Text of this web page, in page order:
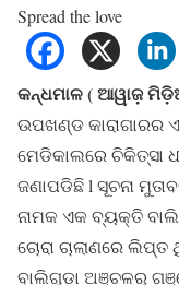
Spread the love
କନ୍ଧମାଳ ( ଆୱାଜ଼
ଉପଖଣ୍ଡ କାରାଗାରର
ମେଡିକାଲରେ ଚିକିତ୍ସା
ଜଣାପଡିଛି l ସୂଚନା
ନାମକ ଏକ ବ୍ୟକ୍ତି
ଚୋରା ଚାଲାଣରେ
ବାଲିଗୁଡା ଅଞ୍ଚଳରୁ